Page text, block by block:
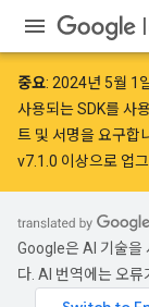
중요: 2024년 5월 1
사용되는 SDK를 사
트 및 서명을요구합
v7.1.0 이상으로 업
Google은 AI 기술을
다. AI 번역에는 오류